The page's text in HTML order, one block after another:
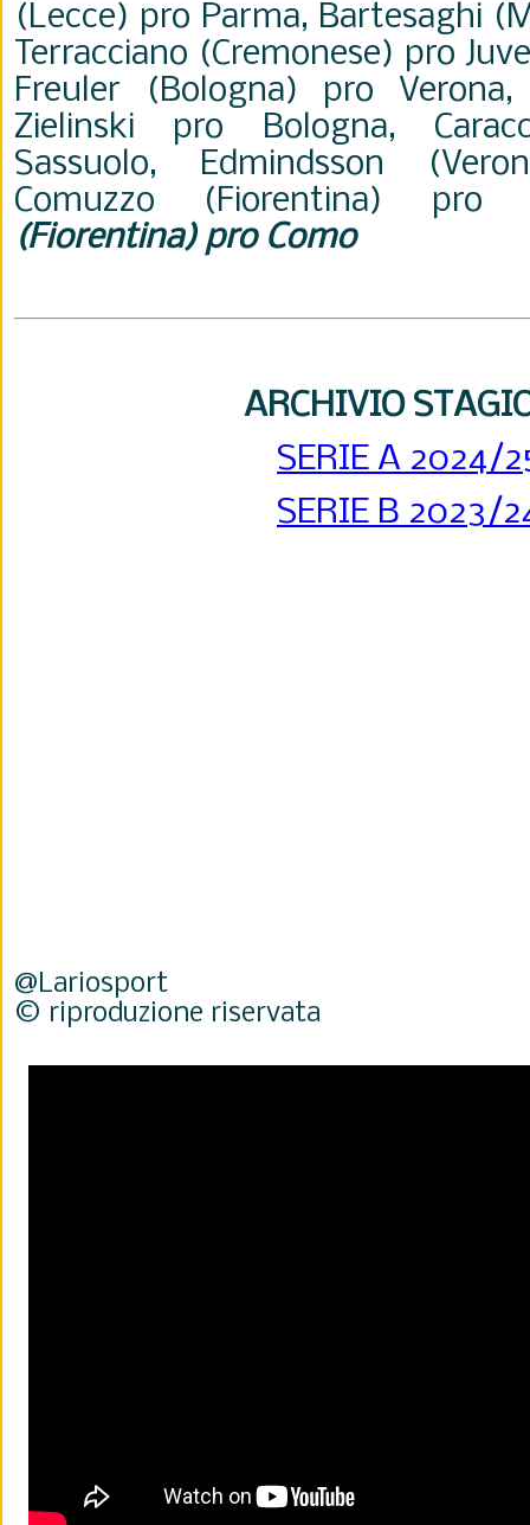
(Lecce) pro Parma, Bartesaghi
Terracciano (Cremonese) pro
Freuler (Bologna) pro
Zielinski pro Bologna,
Sassuolo, Edmindsson
Comuzzo (Fiorentina)
(Fiorentina) pro Como
ARCHIVIO
SERIE A 2024/
SERIE B 2023/
@Lariosport
© riproduzione riservata